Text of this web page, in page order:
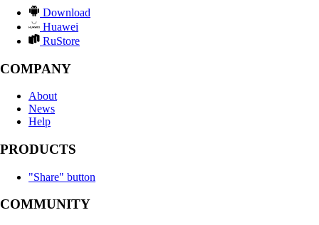
Download
Huawei
RuStore
COMPANY
About
News
Help
PRODUCTS
"Share" button
COMMUNITY